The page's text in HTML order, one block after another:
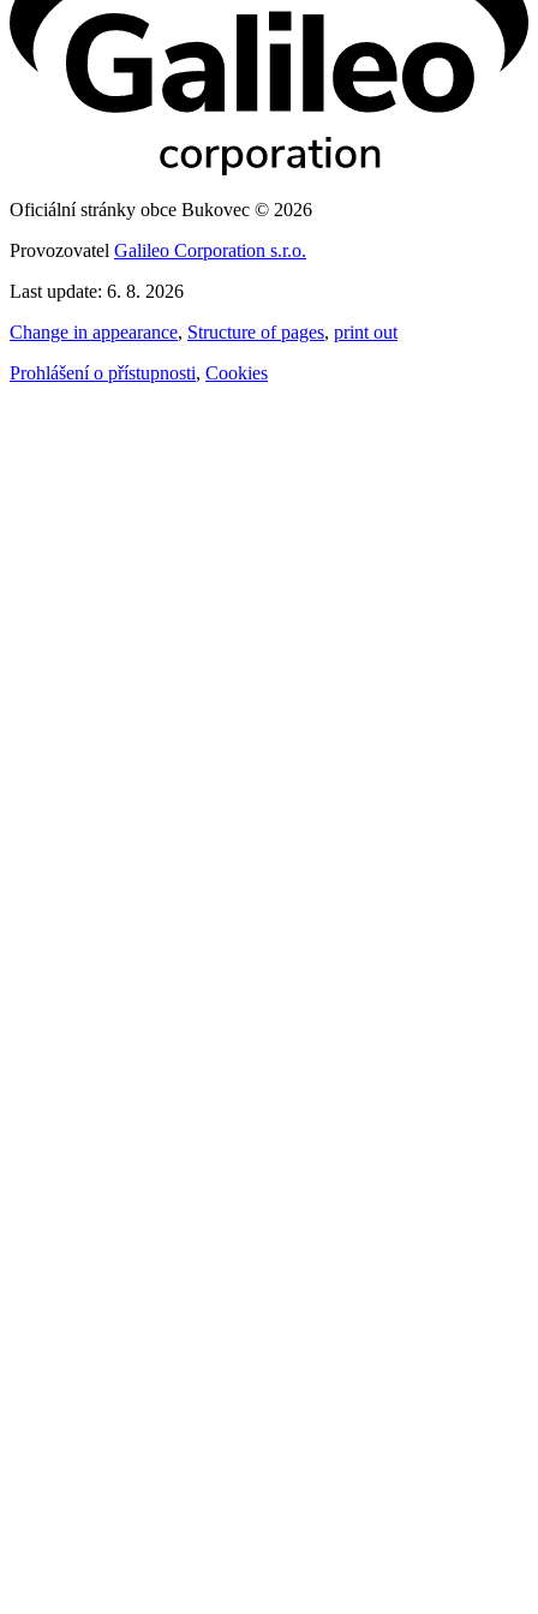
Oficiální stránky obce Bukovec © 2026
Provozovatel Galileo Corporation s.r.o.
Last update: 6. 8. 2026
Change in appearance, Structure of pages, print out
Prohlášení o přístupnosti, Cookies